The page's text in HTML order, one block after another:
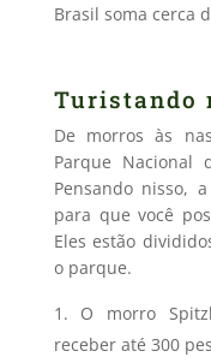
Brasil soma cerca
Turistando
De morros às
Parque Nacional
Pensando nisso,
para que você
Eles estão
o parque.
O morro
receber até 300